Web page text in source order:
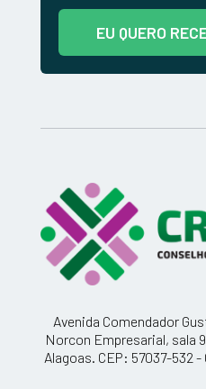
EU QUERO
Avenida Comendador
Norcon Empresarial, sala
Alagoas. CEP: 57037-532